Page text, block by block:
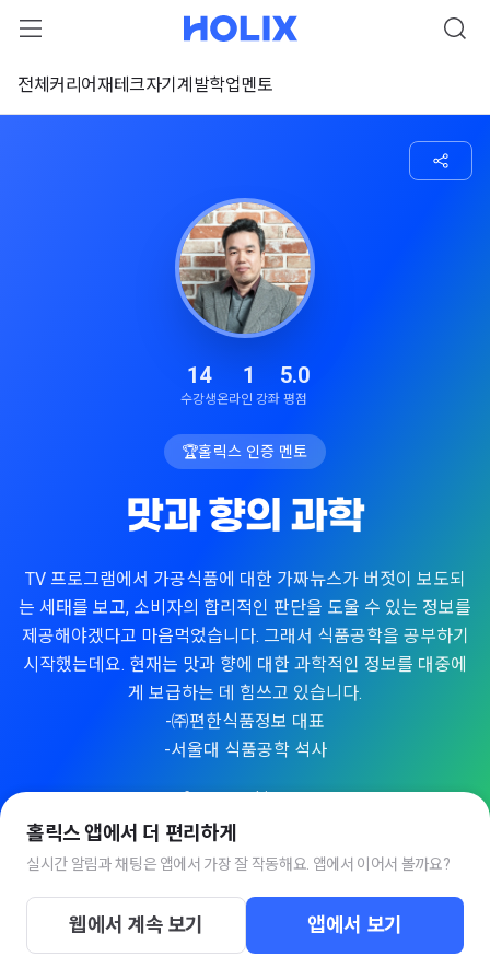
전체 커리어재테크자기계발학업멘토
14
수강생
1
온라인 강좌
5.0
평점
🏆홀릭스 인증 멘토
맛과 향의 과학
TV 프로그램에서 가공식품에 대한 가짜뉴스가 버젓이 보도되
는 세태를 보고, 소비자의 합리적인 판단을 도울 수 있는 정보를
제공해야겠다고 마음먹었습니다. 그래서 식품공학을 공부하기
시작했는데요. 현재는 맛과 향에 대한 과학적인 정보를 대중에
게 보급하는 데 힘쓰고 있습니다.
-㈜편한식품정보 대표
-서울대 식품공학 석사
www.seehint.com
온라인 강좌 1
홀릭스 앱에서 더 편리하게
실시간 알림과 채팅은 앱에서 가장 잘 작동해요. 앱에서 이어서 볼까요?
웹에서 계속 보기 앱에서 보기